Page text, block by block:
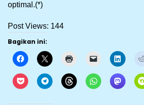
optimal.(*)
Post Views: 144
Bagikan ini: